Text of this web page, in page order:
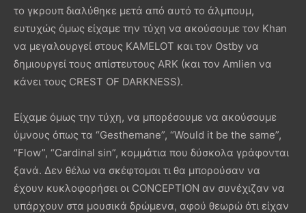
το γκρουπ διαλύθηκε μετά από αυτό το άλμπουμ,
ευτυχώς όμως είχαμε την τύχη να ακούσουμε τον Khan
να μεγαλουργεί στους KAMELOT και τον Ostby να
δημιουργεί τους απίστευτους ARK (και τον Amlien να
κάνει τους CREST OF DARKNESS).
Είχαμε όμως την τύχη, να μπορέσουμε να ακούσουμε
ύμνους όπως τα “Gesthemane”, “Would it be the same”,
“Flow”, “Cardinal sin”, κομμάτια που δύσκολα γράφονται
ξανά. Δεν θέλω να σκέφτομαι τι θα μπορούσαν να
έχουν κυκλοφορήσει οι CONCEPTION αν συνέχιζαν να
υπάρχουν στα μουσικά δρώμενα, αφού θεωρώ ότι είχαν